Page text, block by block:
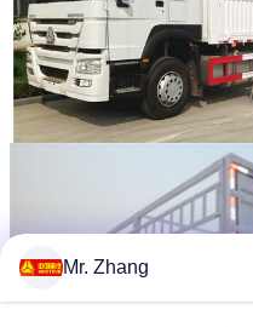
Mr. Zhang